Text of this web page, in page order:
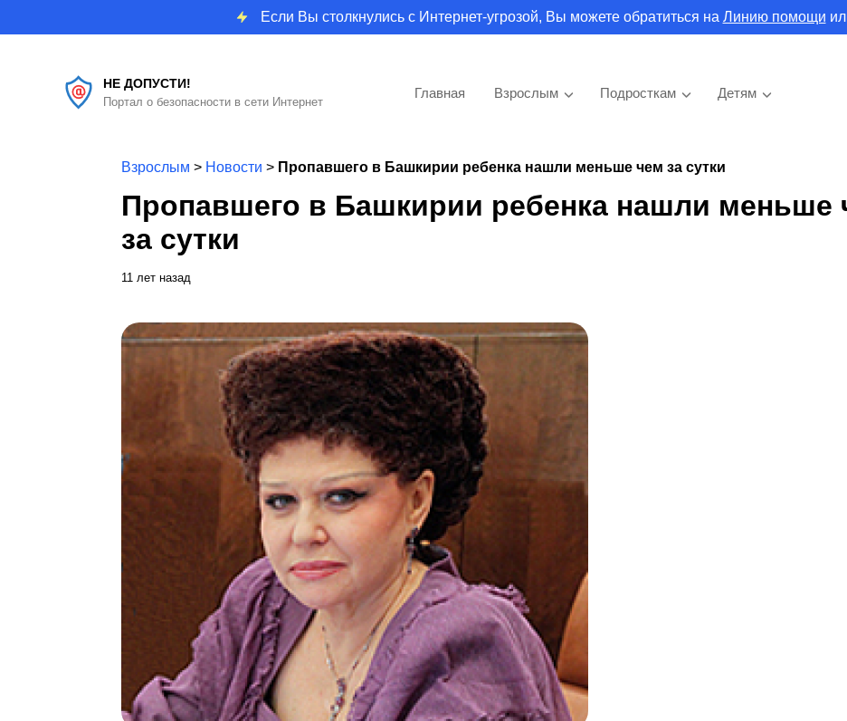
Если Вы столкнулись с Интернет-угрозой, Вы можете обратиться на Линию помощи
НЕ ДОПУСТИ!
Портал о безопасности в сети Интернет
Главная Взрослым Подросткам Детям
Взрослым > Новости > Пропавшего в Башкирии ребенка нашли меньше чем за сутки
Пропавшего в Башкирии ребенка нашли меньше
за сутки
11 лет назад